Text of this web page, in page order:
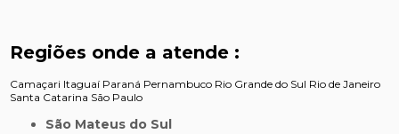
Regiões onde a atende :
Camaçari Itaguaí Paraná Pernambuco Rio Grande do Sul Rio de Janeiro
Santa Catarina São Paulo
São Mateus do Sul